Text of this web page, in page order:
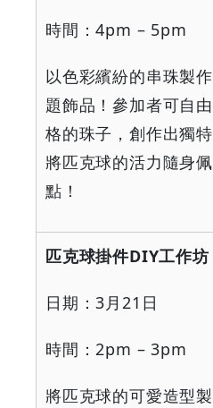
時間：4pm – 5pm
以色彩繽紛的串珠製
題飾品！參加者可自
格的珠子，創作出獨
將匹克球的活力隨身
點！
匹克球掛件DIY工作坊
日期：3月21 日
時間：2pm – 3pm
將匹克球的可愛造型